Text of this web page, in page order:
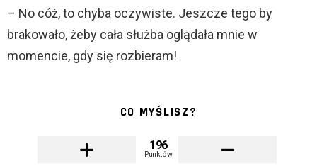
– No cóż, to chyba oczywiste. Jeszcze tego by
brakowało, żeby cała służba oglądała mnie w
momencie, gdy się rozbieram!
CO MYŚLISZ?
196
Punktów